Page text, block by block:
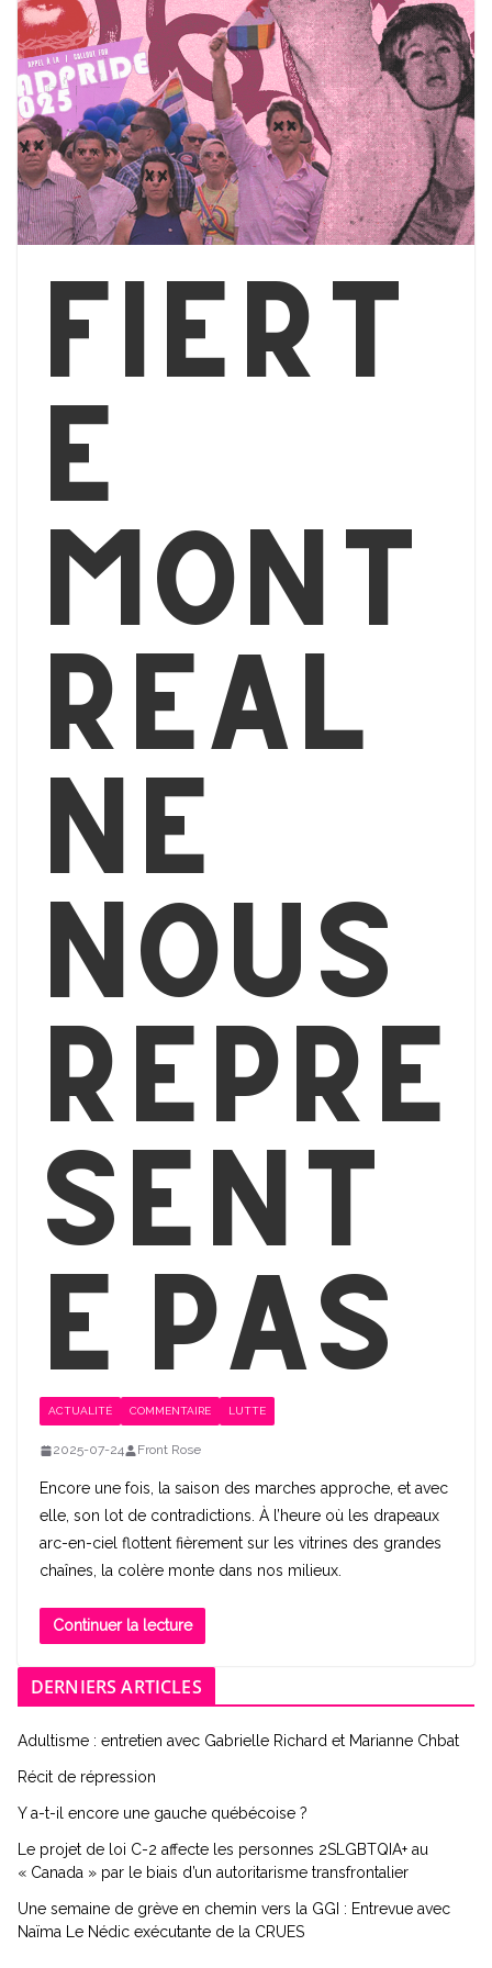
Fiert
é
Mont
réal
ne
nous
repré
sent
e pas
ACTUALITÉ COMMENTAIRE LUTTE
2025-07-24 Front Rose
Encore une fois, la saison des marches approche, et avec
elle, son lot de contradictions. À l’heure où les drapeaux
arc-en-ciel flottent fièrement sur les vitrines des grandes
chaînes, la colère monte dans nos milieux.
Continuer la lecture
DERNIERS ARTICLES
Adultisme : entretien avec Gabrielle Richard et Marianne Chbat
Récit de répression
Y a-t-il encore une gauche québécoise ?
Le projet de loi C-2 affecte les personnes 2SLGBTQIA+ au
« Canada » par le biais d’un autoritarisme transfrontalier
Une semaine de grève en chemin vers la GGI : Entrevue avec
Naïma Le Nédic exécutante de la CRUES